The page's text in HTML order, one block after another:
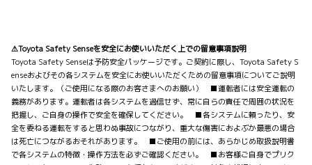
⚠Toyota Safety Senseを安全にお使いいただく上での留意事項説明
Toyota Safety Senseは予防安全パッケージです。ご契約に際し、Toyota Safety S
enseおよびその各システムを安全にお使いいただくための留意事項についてご説明
いたします。（ご使用になる際のお客さまへのお願い） ■運転者には安全運転の
義務があります。運転者は各システムを過信せず、常に自らの責任で周囲の状況を
把握し、ご自身の操作で安全を確保してください。 ■各システムに頼ったり、安
全を委ねる運転をすると思わぬ事故につながり、重大な傷害におよぶか最悪の場合
は死亡につながるおそれがあります。 ■ご使用の前には、あらかじめ取扱説明書
で各システムの特徴・操作方法を必ずご確認ください。 ■お客様ご自身でプリク